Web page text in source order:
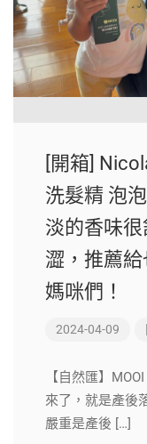
[開箱]
洗髮精 泡
淡的香味
澀，推薦
媽咪們！
2024-04-09
【自然匯】
來了，就是產後
嚴重是產後 […]